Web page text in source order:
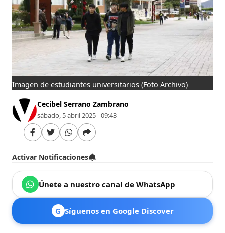
Imagen de estudiantes universitarios (Foto Archivo)
Cecibel Serrano Zambrano
sábado, 5 abril 2025 - 09:43
Activar Notificaciones
Únete a nuestro canal de WhatsApp
G Síguenos en Google Discover